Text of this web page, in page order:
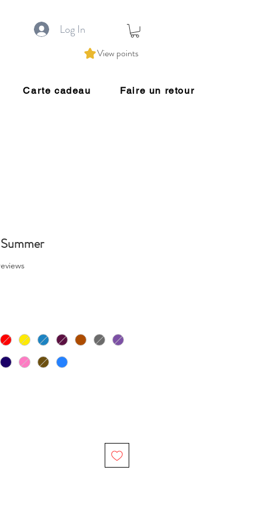
Log In
View points
Carte cadeau Faire un retour
stars based on 9 reviews